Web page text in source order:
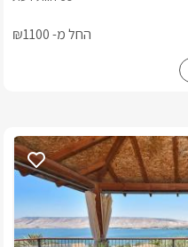
החל מ- ₪1100